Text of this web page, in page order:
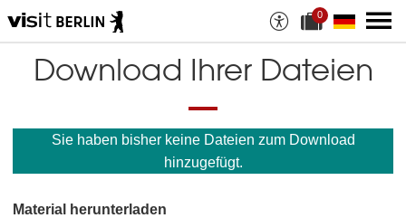
A
u
w
a
n
a
0
a
k
u
e
D
t
Download Ihrer Dateien
Sie haben bisher keine Dateien zum Download
hinzugefügt.
Material herunterladen